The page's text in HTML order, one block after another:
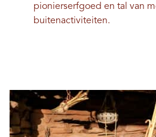
pionierserfgoed en tal van
buitenactiviteiten.